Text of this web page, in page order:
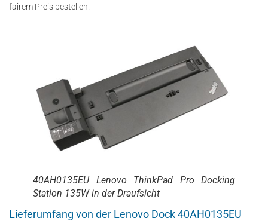
fairem Preis bestellen.
40AH0135EU Lenovo ThinkPad Pro Docking
Station 135W in der Draufsicht
Lieferumfang von der Lenovo Dock 40AH0135EU